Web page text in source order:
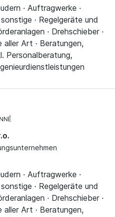
· Auftragwerke ·
· Regelgeräte und
· Drehschieber ·
aller Art · Beratungen,
Personalberatung,
· Auftragwerke ·
· Regelgeräte und
· Drehschieber ·
aller Art · Beratungen,